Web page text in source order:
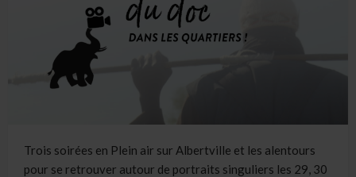
Trois soirées en Plein air sur Albertville et les alentours
pour se retrouver autour de portraits singuliers les 29, 30